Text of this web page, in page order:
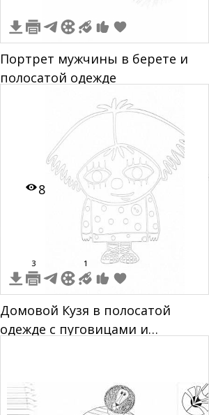
Портрет мужчины в берете и
полосатой одежде
8
3 1
Домовой Кузя в полосатой
одежде с пуговицами и